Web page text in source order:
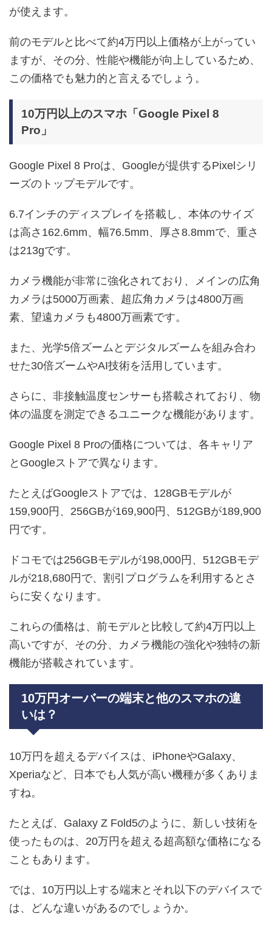
が使えます。
前のモデルと比べて約4万円以上価格が上がってい
ますが、その分、性能や機能が向上しているため、
この価格でも魅力的と言えるでしょう。
10万円以上のスマホ「Google Pixel 8
Pro」
Google Pixel 8 Proは、Googleが提供するPixelシリ
ーズのトップモデルです。
6.7インチのディスプレイを搭載し、本体のサイズ
は高さ162.6mm、幅76.5mm、厚さ8.8mmで、重さ
は213gです。
カメラ機能が非常に強化されており、メインの広角
カメラは5000万画素、超広角カメラは4800万画
素、望遠カメラも4800万画素です。
また、光学5倍ズームとデジタルズームを組み合わ
せた30倍ズームやAI技術を活用しています。
さらに、非接触温度センサーも搭載されており、物
体の温度を測定できるユニークな機能があります。
Google Pixel 8 Proの価格については、各キャリア
とGoogleストアで異なります。
たとえばGoogleストアでは、128GBモデルが
159,900円、256GBが169,900円、512GBが189,900
円です。
ドコモでは256GBモデルが198,000円、512GBモデ
ルが218,680円で、割引プログラムを利用するとさ
らに安くなります。
これらの価格は、前モデルと比較して約4万円以上
高いですが、その分、カメラ機能の強化や独特の新
機能が搭載されています。
10万円オーバーの端末と他のスマホの違
いは？
10万円を超えるデバイスは、iPhoneやGalaxy、
Xperiaなど、日本でも人気が高い機種が多くありま
すね。
たとえば、Galaxy Z Fold5のように、新しい技術を
使ったものは、20万円を超える超高額な価格になる
こともあります。
では、10万円以上する端末とそれ以下のデバイスで
は、どんな違いがあるのでしょうか。